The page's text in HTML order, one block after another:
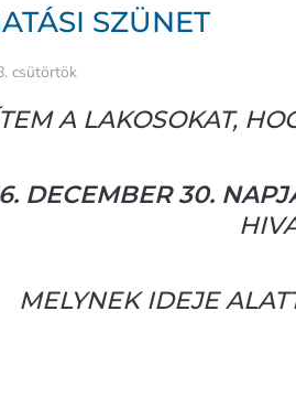
SZÜNET
csütörtök
A LAKOSOKAT,
DECEMBER 30.
MELYNEK IDEJE